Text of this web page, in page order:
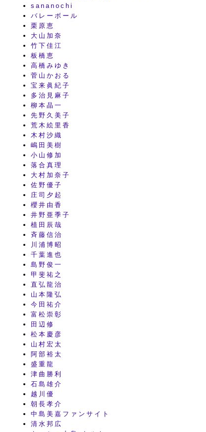
sananochi
バレーボール
栗原恵
大山加奈
竹下佳江
板橋恵
高橋みゆき
菅山かおる
宝来眞紀子
多治見麻子
柳本晶一
先野久美子
荒木絵里香
木村沙織
嶋田美樹
小山修加
落合真理
大村加奈子
佐野優子
庄司夕起
櫻井由香
井野亜季子
植田辰哉
斉藤信治
川浦博昭
千葉進也
島野俊一
甲斐祐之
直弘龍治
山本隆弘
今田祐介
富松崇彰
田辺修
松本慶彦
山村宏太
阿部裕太
盛重龍
津曲勝利
石島雄介
越川優
朝長孝介
中島美嘉ファンサイト
清水邦広